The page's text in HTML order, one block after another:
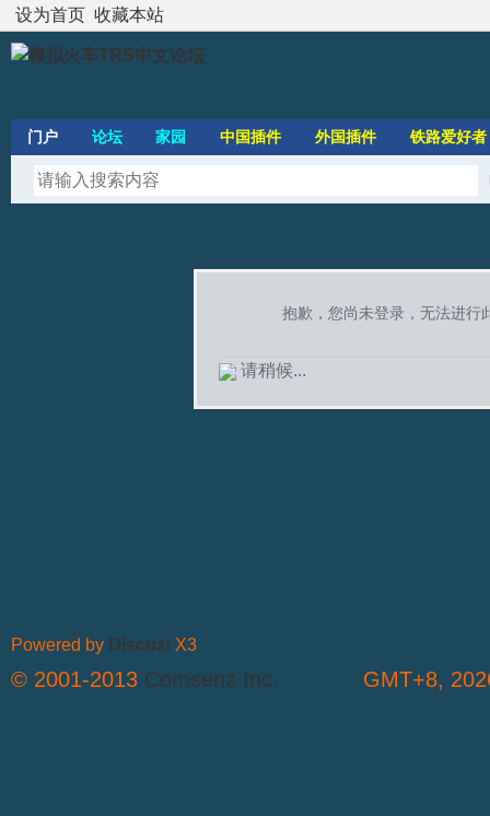
设为首页 收藏本站
门户 论坛 家园 中国插件 外国插件 铁路爱好者
抱歉，您尚未登录，无法进行
请稍候...
GMT+8,
Powered by Discuz! X3
© 2001-2013 Comsenz Inc.